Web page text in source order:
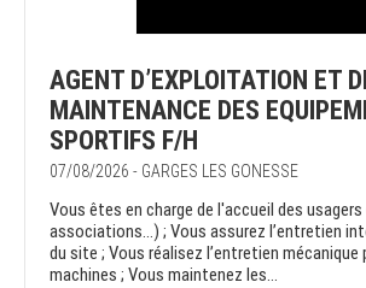
AGENT D’EXPLOITATION ET
MAINTENANCE DES
SPORTIFS F/H
07/08/2026 - GARGES LES GONESSE
Vous êtes en charge de l'accueil des
associations…) ; Vous assurez l’entretien
du site ; Vous réalisez l’entretien mécanique
machines ; Vous maintenez les...